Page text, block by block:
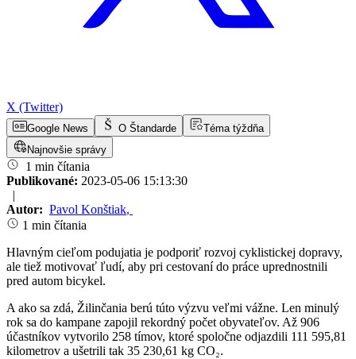
X (Twitter)
Google News O Štandarde
Téma týždňa
Najnovšie správy
1 min čítania
Publikované: 2023-05-06 15:13:30
|
Autor: Pavol Konštiak,
1 min čítania
Hlavným cieľom podujatia je podporiť rozvoj cyklistickej dopravy,
ale tiež motivovať ľudí, aby pri cestovaní do práce uprednostnili
pred autom bicykel.
A ako sa zdá, Žilinčania berú túto výzvu veľmi vážne. Len minulý
rok sa do kampane zapojil rekordný počet obyvateľov. Až 906
účastníkov vytvorilo 258 tímov, ktoré spoločne odjazdili 111 595,81
kilometrov a ušetrili tak 35 230,61 kg CO₂.